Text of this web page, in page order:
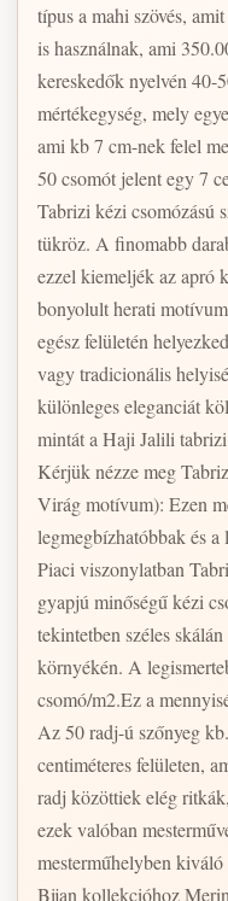
típus a mahi szövés,
is használnak, ami
kereskedők nyelvén
mértékegység, mely
ami kb 7 cm-nek felel
50 csomót jelent egy 7
Tabrizi kézi csomózású
tükröz. A finomabb
ezzel kiemeljék az apró
bonyolult herati
egész felületén
vagy tradicionális
különleges eleganciát
mintát a Haji Jalili
Kérjük nézze meg Tabriz
Virág motívum): Ezen
legmegbízhatóbbak és a
Piaci viszonylatban
gyapjú minőségű kézi
tekintetben széles
környékén. A
csomó/m2.Ez a
Az 50 radj-ú szőnyeg
centiméteres felületen,
radj közöttiek elég
ezek valóban
mesterműhelyben
Bijan kollekcióhoz